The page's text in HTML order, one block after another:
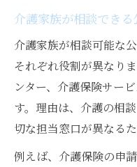
介護家族が相談でき
介護家族が相談可能な
それぞれ役割が異なり
ンター、介護保険サー
す。理由は、介護の相
切な担当窓口が異なるた
例えば、介護保険の申